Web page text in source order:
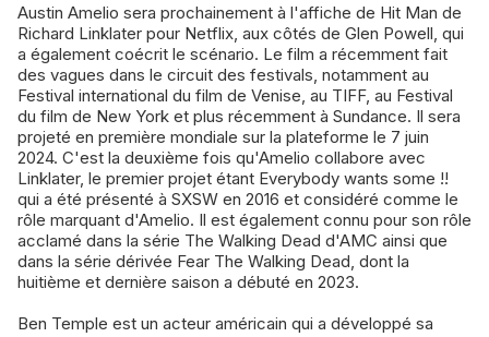
Austin Amelio sera prochainement à l'affiche de Hit Man de
Richard Linklater pour Netflix, aux côtés de Glen Powell, qui
a également coécrit le scénario. Le film a récemment fait
des vagues dans le circuit des festivals, notamment au
Festival international du film de Venise, au TIFF, au Festival
du film de New York et plus récemment à Sundance. Il sera
projeté en première mondiale sur la plateforme le 7 juin
2024. C'est la deuxième fois qu'Amelio collabore avec
Linklater, le premier projet étant Everybody wants some !!
qui a été présenté à SXSW en 2016 et considéré comme le
rôle marquant d'Amelio. Il est également connu pour son rôle
acclamé dans la série The Walking Dead d'AMC ainsi que
dans la série dérivée Fear The Walking Dead, dont la
huitième et dernière saison a débuté en 2023.
Ben Temple est un acteur américain qui a développé sa